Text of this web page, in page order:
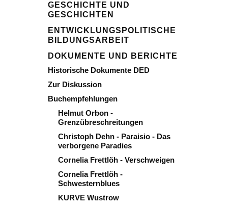
GESCHICHTE UND
GESCHICHTEN
ENTWICKLUNGSPOLITISCHE
BILDUNGSARBEIT
DOKUMENTE UND BERICHTE
Historische Dokumente DED
Zur Diskussion
Buchempfehlungen
Helmut Orbon -
Grenzübreschreitungen
Christoph Dehn - Paraisio - Das
verborgene Paradies
Cornelia Frettlöh - Verschweigen
Cornelia Frettlöh -
Schwesternblues
KURVE Wustrow